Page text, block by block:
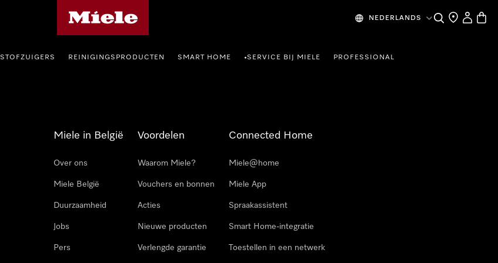
NEDERLANDS Wat zoek je?
Dealer zoeken
Mijn
STOFZUIGERS REINIGINGSPRODUCTEN SMART HOME •SERVICE BIJ MIELE PROFESSIONAL
Miele in België
Over ons
Miele België
Duurzaamheid
Jobs
Pers
Voordelen
Waarom Miele?
Vouchers en bonnen
Acties
Nieuwe producten
Verlengde garantie
Connected Home
Miele@home
Miele App
Spraakassistent
Smart Home-integratie
Toestellen in een netwerk